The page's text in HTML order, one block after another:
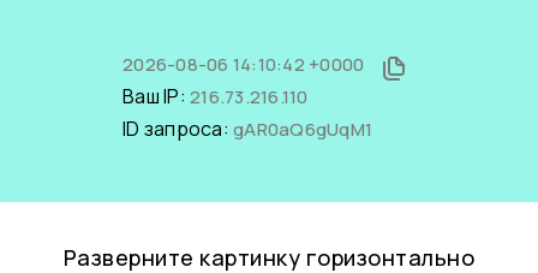
2026-08-06 14:10:42 +0000
Ваш IP: 216.73.216.110
ID запроса: gAR0aQ6gUqM1
Разверните картинку горизонтально